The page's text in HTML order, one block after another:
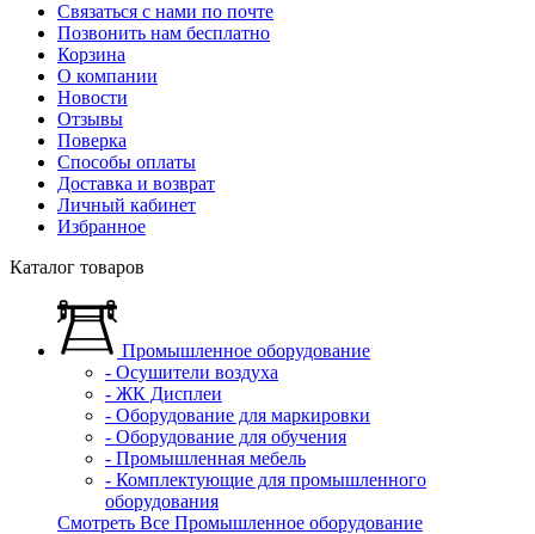
Связаться с нами по почте
Позвонить нам бесплатно
Корзина
О компании
Новости
Отзывы
Поверка
Способы оплаты
Доставка и возврат
Личный кабинет
Избранное
Каталог товаров
Промышленное оборудование
- Осушители воздуха
- ЖК Дисплеи
- Оборудование для маркировки
- Оборудование для обучения
- Промышленная мебель
- Комплектующие для промышленного
оборудования
Смотреть Все Промышленное оборудование